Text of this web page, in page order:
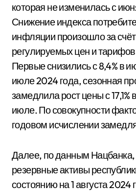
которая не изменилась с
Снижение индекса
инфляции произошло за
регулируемых цен и
Первые снизились с 8,4% в
июле 2024 года, сезонная
замедлила рост цены с 17,1%
июле. По совокупности
годовом исчислении
Далее, по данным
резервные активы
состоянию на 1 августа 2024